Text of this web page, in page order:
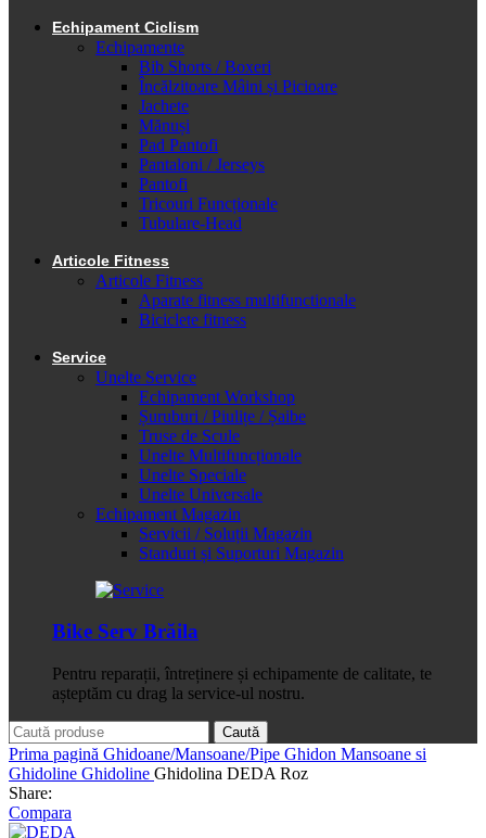
Echipament Ciclism
Echipamente
Bib Shorts / Boxeri
Încălzitoare Mâini și Picioare
Jachete
Mănuși
Pad Pantofi
Pantaloni / Jerseys
Pantofi
Tricouri Funcționale
Tubulare-Head
Articole Fitness
Articole Fitness
Aparate fitness multifunctionale
Biciclete fitness
Service
Unelte Service
Echipament Workshop
Șuruburi / Piulițe / Șaibe
Truse de Scule
Unelte Multifuncționale
Unelte Speciale
Unelte Universale
Echipament Magazin
Servicii / Soluții Magazin
Standuri și Suporturi Magazin
Bike Serv Brăila
Pentru reparații, întreținere și echipamente de calitate, te
așteptăm cu drag la service-ul nostru.
Caută
Prima pagină Ghidoane/Mansoane/Pipe Ghidon Mansoane si
Ghidoline Ghidoline Ghidolina DEDA Roz
Share:
Compara